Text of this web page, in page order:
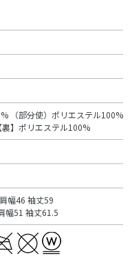
（部分使）ポリエステル100%
裏】ポリエステル100%
幅46 袖丈59
幅51 袖丈61.5